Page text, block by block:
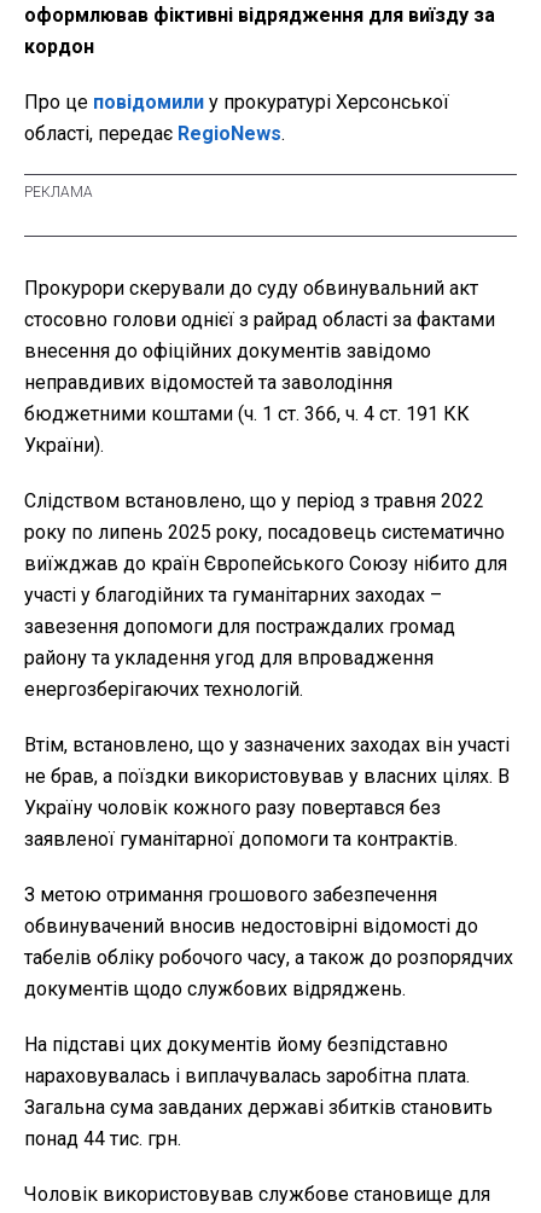
оформлював фіктивні відрядження для виїзду за
кордон
Про це повідомили у прокуратурі Херсонської
області, передає RegioNews.
Прокурори скерували до суду обвинувальний акт
стосовно голови однієї з райрад області за фактами
внесення до офіційних документів завідомо
неправдивих відомостей та заволодіння
бюджетними коштами (ч. 1 ст. 366, ч. 4 ст. 191 КК
України).
Слідством встановлено, що у період з травня 2022
року по липень 2025 року, посадовець систематично
виїжджав до країн Європейського Союзу нібито для
участі у благодійних та гуманітарних заходах –
завезення допомоги для постраждалих громад
району та укладення угод для впровадження
енергозберігаючих технологій.
Втім, встановлено, що у зазначених заходах він участі
не брав, а поїздки використовував у власних цілях. В
Україну чоловік кожного разу повертався без
заявленої гуманітарної допомоги та контрактів.
З метою отримання грошового забезпечення
обвинувачений вносив недостовірні відомості до
табелів обліку робочого часу, а також до розпорядчих
документів щодо службових відряджень.
На підставі цих документів йому безпідставно
нараховувалась і виплачувалась заробітна плата.
Загальна сума завданих державі збитків становить
понад 44 тис. грн.
Чоловік використовував службове становище для